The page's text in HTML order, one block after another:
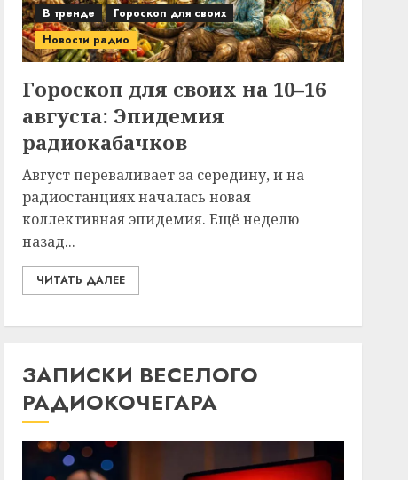
В тренде
Гороскоп для своих
Новости радио
Гороскоп для своих на 10–16
августа: Эпидемия
радиокабачков
Август переваливает за середину, и на
радиостанциях началась новая
коллективная эпидемия. Ещё неделю
назад...
ЧИТАТЬ ДАЛЕЕ
ЗАПИСКИ ВЕСЕЛОГО
РАДИОКОЧЕГАРА